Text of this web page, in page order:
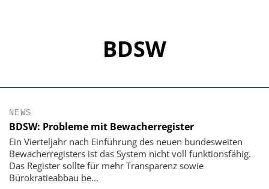
BDSW
NEWS
BDSW: Probleme mit Bewacherregister
Ein Vierteljahr nach Einführung des neuen bundesweiten
Bewacherregisters ist das System nicht voll funktionsfähig.
Das Register sollte für mehr Transparenz sowie
Bürokratieabbau be...